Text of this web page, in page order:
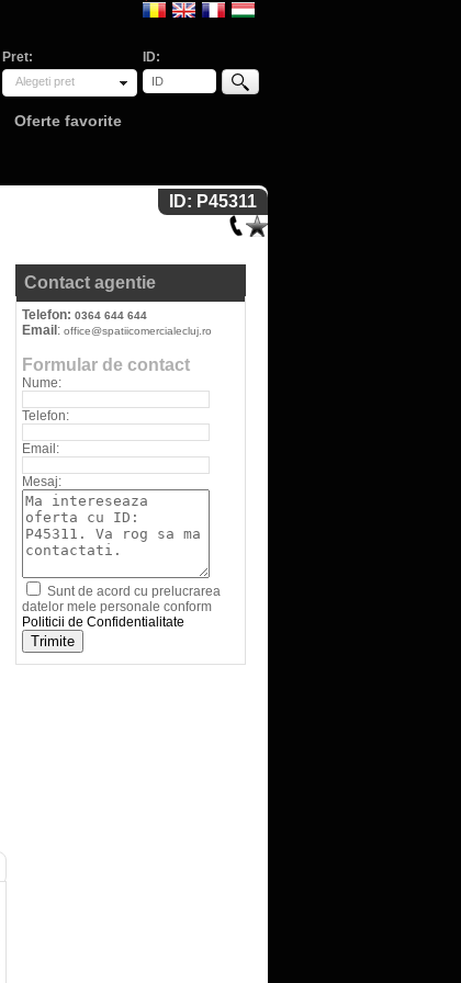
Pret:
Alegeti pret
ID:
Oferte favorite
ID: P45311
Contact agentie
Telefon: 0364 644 644
Email : office@spatiicomercialecluj.ro
Formular de contact
Nume:
Telefon:
Email:
Mesaj:
Sunt de acord cu prelucrarea
datelor mele personale conform
Politicii de Confidentialitate